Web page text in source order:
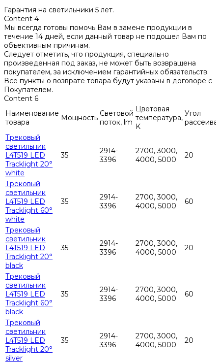
Гарантия на светильники 5 лет.
Content 4
Мы всегда готовы помочь Вам в замене продукции в
течение 14 дней, если данный товар не подошел Вам по
объективным причинам.
Следует отметить, что продукция, специально
произведенная под заказ, не может быть возвращена
покупателем, за исключением гарантийных обязательств.
Все пункты о возврате товара будут указаны в договоре с
Покупателем.
Content 6
Наименование
товара
Мощность Световой
поток, lm
Цветовая
температура,
K
Угол
Трековый
светильник
L4T519 LED
Tracklight 20°
white
35
2914-
3396
2700, 3000,
4000, 5000
20
Трековый
светильник
L4T519 LED
Tracklight 60°
white
35
2914-
3396
2700, 3000,
4000, 5000
60
Трековый
светильник
L4T519 LED
Tracklight 20°
black
35
2914-
3396
2700, 3000,
4000, 5000
20
Трековый
светильник
L4T519 LED
Tracklight 60°
black
35
2914-
3396
2700, 3000,
4000, 5000
60
Трековый
светильник
L4T519 LED
Tracklight 20°
silver
35
2914-
3396
2700, 3000,
4000, 5000
20